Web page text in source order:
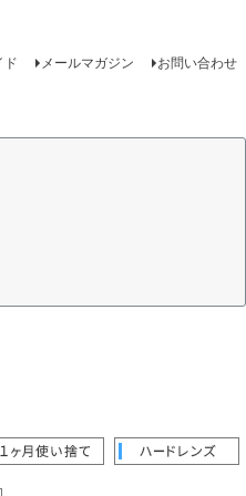
ド メールマガジン お問い合わせ